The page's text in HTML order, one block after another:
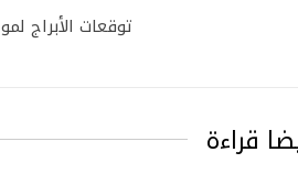
توقعات الأبراج
قراءة